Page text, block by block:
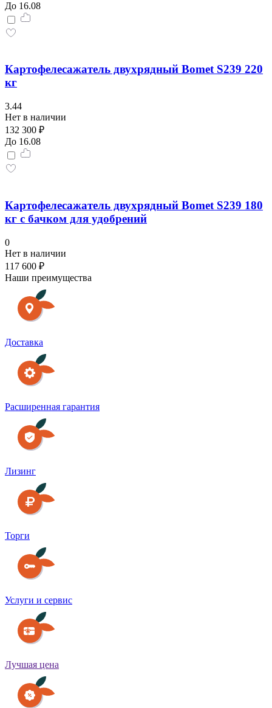
До 16.08
Картофелесажатель двухрядный Bomet S239 220
кг
3.44
Нет в наличии
132 300 ₽
До 16.08
Картофелесажатель двухрядный Bomet S239 180
кг с бачком для удобрений
0
Нет в наличии
117 600 ₽
Наши преимущества
Доставка
Расширенная гарантия
Лизинг
Торги
Услуги и сервис
Лучшая цена